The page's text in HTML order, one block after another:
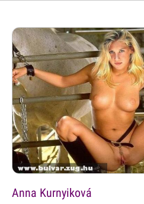
Anna Kurnyiková